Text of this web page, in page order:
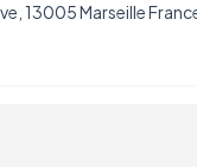
13005 Marseille